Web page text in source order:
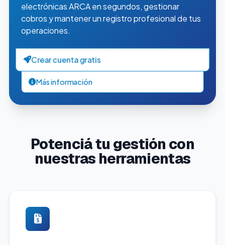
electrónicas ARCA en segundos, gestionar
cobros y mantener un registro profesional de tus
operaciones.
Crear cuenta gratis
Más información
Potenciá tu gestión con
nuestras herramientas